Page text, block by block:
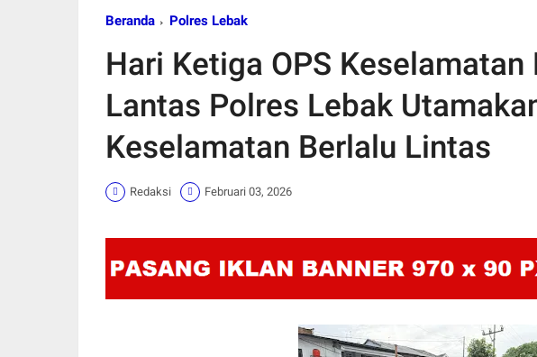
Beranda Polres Lebak
Hari Ketiga OPS
Lantas Polres Lebak
Keselamatan Berlalu Lintas
Redaksi Februari 03, 2026